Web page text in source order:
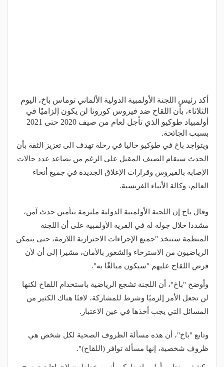
أكد رئيس اللجنة الأولمبية الدولية الألماني توماس باخ، اليوم
الثلاثاء، بأن اللقاح ضد فيروس كورونا لن يكون إلزاميًا في
أولمبياد طوكيو الذي تأجل لعام من صيف 2020 حتى 2021
بسبب الجائحة.
ويتواجد باخ في طوكيو حاليا في رحلة تهدف الى تعزيز الثقة بأن
الحدث سيقام الصيف المقبل على الرغم من تصاعد عدد حالات
الإصابة بالفيروس وقرارات الإغلاق الجديدة في جميع أنحاء
العالم، وكالة الأنباء الفرنسية.
وقال باخ إن اللجنة الأولمبية الدولية ملتزمة بتأمين حدث آمن،
مشددا خلال جولة له في القرية الأولمبية على أن اللجنة
المنظمة ستتخذ "جميع الإجراءات الاحترازية اللازمة، حتى يتمكن
الرياضيون من الاسترخاء والشعور بالأمان، مشيرا إلى أن لأن
فرض اللقاح عليهم "سيكون مبالغًا به".
وأوضح "باخ"، أن اللجنة تشجع الرياضية باستخدام اللقاح لكنها
لن تجعل الأمر إلزميًا وشرط للمشاركة، لافتًا هناك الكثير من
المسائل التي يجب أخذها في عين الاعتبار.
وتابع "باخ"، أن هذه مسألة الظروف الصحية لكل شخص هي
ظروف شخصية، إنها مسألة توافر (اللقاح)".